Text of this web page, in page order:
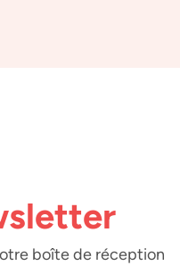
boîte de réception